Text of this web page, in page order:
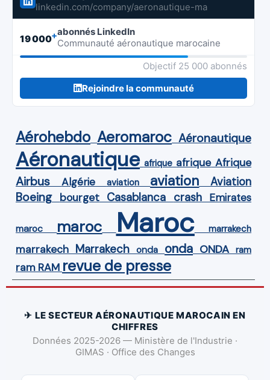
linkedin.com/company/aeronautique-ma
19 000+abonnés LinkedIn
Communauté aéronautique marocaine
Objectif 25 000 abonnés
Rejoindre la communauté
Aérohebdo Aeromaroc Aéronautique
Aéronautique afrique afrique Afrique
Airbus Algérie aviation aviation Aviation
Boeing bourget Casablanca crash Emirates
maroc maroc Maroc marrakech
marrakech Marrakech onda onda ONDA ram
ram RAM revue de presse
✈ LE SECTEUR AÉRONAUTIQUE MAROCAIN EN
CHIFFRES
Données 2025-2026 — Ministère de l'Industrie ·
GIMAS · Office des Changes